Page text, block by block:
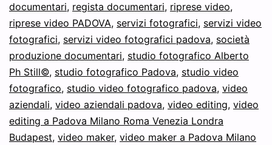
documentari, regista documentari, riprese video,
riprese video PADOVA, servizi fotografici, servizi video
fotografici, servizi video fotografici padova, società
produzione documentari, studio fotografico Alberto
Ph Still©, studio fotografico Padova, studio video
fotografico, studio video fotografico padova, video
aziendali, video aziendali padova, video editing, video
editing a Padova Milano Roma Venezia Londra
Budapest, video maker, video maker a Padova Milano